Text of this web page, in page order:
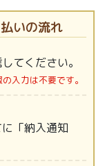
いの流れ
てください。
入力は不要です。
「納入通知